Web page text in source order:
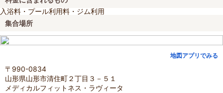
入浴料・プール利用料・ジム利用
集合場所
地図アプリでみる
〒990-0834
山形県山形市清住町２丁目３－５１
メディカルフィットネス・ラヴィータ